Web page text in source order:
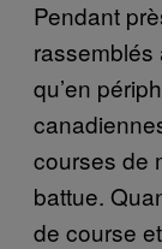
Pendant
rassemblés
qu’en
courses de
battue.
de course